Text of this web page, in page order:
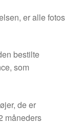
er alle fotos
bestilte
som
de er
måneders